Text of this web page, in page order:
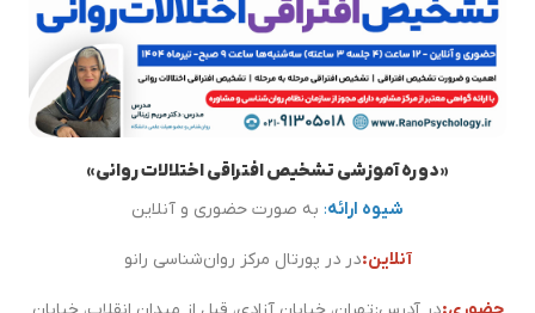
«دوره آموزشی تشخیص افتراقی اختلالات روانی»
شیوه ارائه: به صورت حضوری و آنلاین
آنلاین:در در پورتال مرکز روان‌شناسی رانو